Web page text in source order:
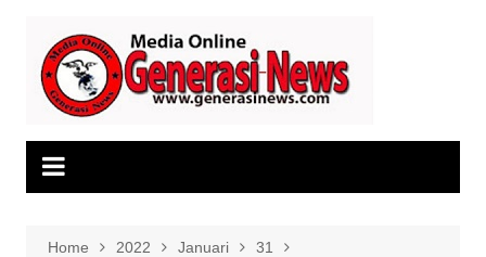
content
Home 2022 Januari
31